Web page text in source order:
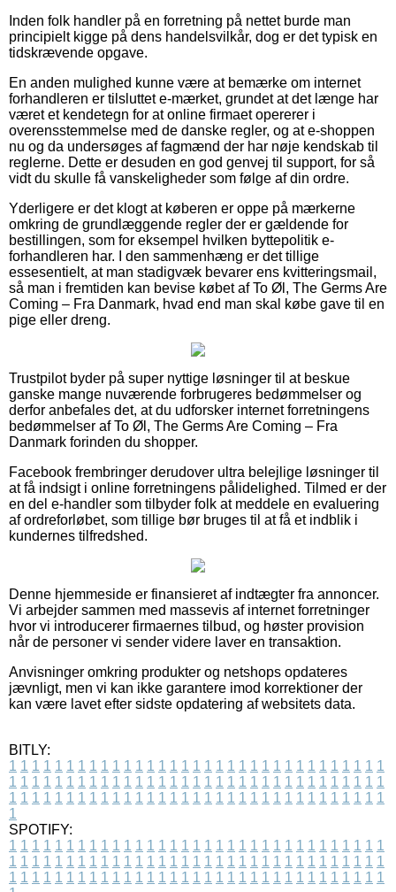
Inden folk handler på en forretning på nettet burde man
principielt kigge på dens handelsvilkår, dog er det typisk en
tidskrævende opgave.
En anden mulighed kunne være at bemærke om internet
forhandleren er tilsluttet e-mærket, grundet at det længe har
været et kendetegn for at online firmaet opererer i
overensstemmelse med de danske regler, og at e-shoppen
nu og da undersøges af fagmænd der har nøje kendskab til
reglerne. Dette er desuden en god genvej til support, for så
vidt du skulle få vanskeligheder som følge af din ordre.
Yderligere er det klogt at køberen er oppe på mærkerne
omkring de grundlæggende regler der er gældende for
bestillingen, som for eksempel hvilken byttepolitik e-
forhandleren har. I den sammenhæng er det tillige
essesentielt, at man stadigvæk bevarer ens kvitteringsmail,
så man i fremtiden kan bevise købet af To Øl, The Germs Are
Coming – Fra Danmark, hvad end man skal købe gave til en
pige eller dreng.
Trustpilot byder på super nyttige løsninger til at beskue
ganske mange nuværende forbrugeres bedømmelser og
derfor anbefales det, at du udforsker internet forretningens
bedømmelser af To Øl, The Germs Are Coming – Fra
Danmark forinden du shopper.
Facebook frembringer derudover ultra belejlige løsninger til
at få indsigt i online forretningens pålidelighed. Tilmed er der
en del e-handler som tilbyder folk at meddele en evaluering
af ordreforløbet, som tillige bør bruges til at få et indblik i
kundernes tilfredshed.
Denne hjemmeside er finansieret af indtægter fra annoncer.
Vi arbejder sammen med massevis af internet forretninger
hvor vi introducerer firmaernes tilbud, og høster provision
når de personer vi sender videre laver en transaktion.
Anvisninger omkring produkter og netshops opdateres
jævnligt, men vi kan ikke garantere imod korrektioner der
kan være lavet efter sidste opdatering af websitets data.
BITLY:
1 1 1 1 1 1 1 1 1 1 1 1 1 1 1 1 1 1 1 1 1 1 1 1 1 1 1 1 1 1 1 1 1
1 1 1 1 1 1 1 1 1 1 1 1 1 1 1 1 1 1 1 1 1 1 1 1 1 1 1 1 1 1 1 1 1
1 1 1 1 1 1 1 1 1 1 1 1 1 1 1 1 1 1 1 1 1 1 1 1 1 1 1 1 1 1 1 1 1
1
SPOTIFY:
1 1 1 1 1 1 1 1 1 1 1 1 1 1 1 1 1 1 1 1 1 1 1 1 1 1 1 1 1 1 1 1 1
1 1 1 1 1 1 1 1 1 1 1 1 1 1 1 1 1 1 1 1 1 1 1 1 1 1 1 1 1 1 1 1 1
1 1 1 1 1 1 1 1 1 1 1 1 1 1 1 1 1 1 1 1 1 1 1 1 1 1 1 1 1 1 1 1 1